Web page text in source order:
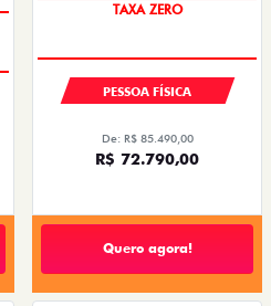
TAXA ZERO
PESSOA FÍSICA
De: R$ 85.490,00
R$ 72.790,00
Quero agora!